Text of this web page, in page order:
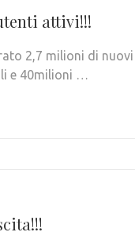
attivi!!!
2,7 milioni di nuovi
e 40milioni …